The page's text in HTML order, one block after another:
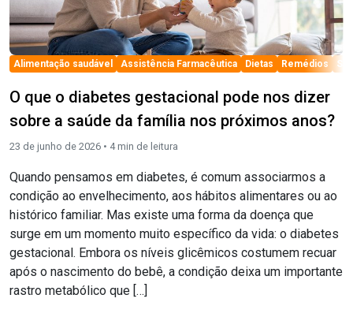
Alimentação saudável Assistência Farmacêutica Dietas Remédios
O que o diabetes gestacional pode nos dizer
sobre a saúde da família nos próximos anos?
23 de junho de 2026 • 4 min de leitura
Quando pensamos em diabetes, é comum associarmos a
condição ao envelhecimento, aos hábitos alimentares ou ao
histórico familiar. Mas existe uma forma da doença que
surge em um momento muito específico da vida: o diabetes
gestacional. Embora os níveis glicêmicos costumem recuar
após o nascimento do bebê, a condição deixa um importante
rastro metabólico que […]